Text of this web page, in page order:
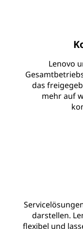
Lenovo
das
mehr auf
darstellen.
flexibel und